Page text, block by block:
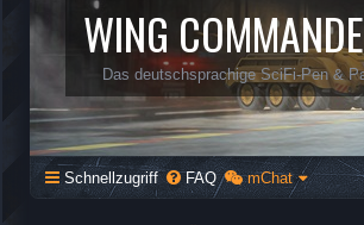
WING
Das deutschsprachige SciFi-Pen &
Schnellzugriff FAQ mChat